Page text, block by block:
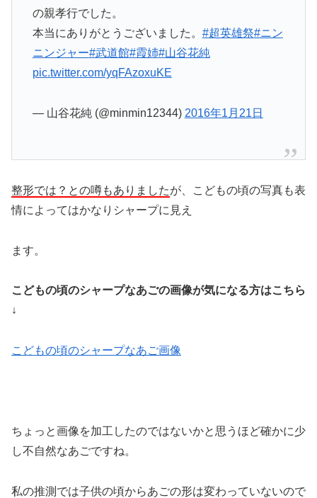
の親孝行でした。
本当にありがとうございました。 #超英雄祭#ニン
ニンジャー#武道館#霞姉#山谷花純
pic.twitter.com/yqFAzoxuKE
— 山谷花純 (@minmin12344) 2016年1月21日
整形では？との噂もありましたが、こどもの頃の写真も表
情によってはかなりシャープに見え
ます。
こどもの頃のシャープなあごの画像が気になる方はこちら
↓
こどもの頃のシャープなあご画像
ちょっと画像を加工したのではないかと思うほど確かに少
し不自然なあごですね。
私の推測では子供の頃からあごの形は変わっていないので